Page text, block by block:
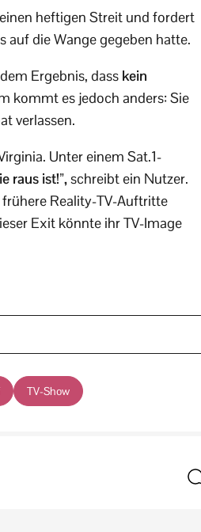
heftigen Streit und fordert
auf die Wange gegeben hatte.
Ergebnis, dass kein
kommt es jedoch anders: Sie
verlassen.
Unter einem Sat.1-
raus ist!”,schreibt ein Nutzer.
Reality-TV-Auftritte
Exit könnte ihr TV-Image
TV-Show